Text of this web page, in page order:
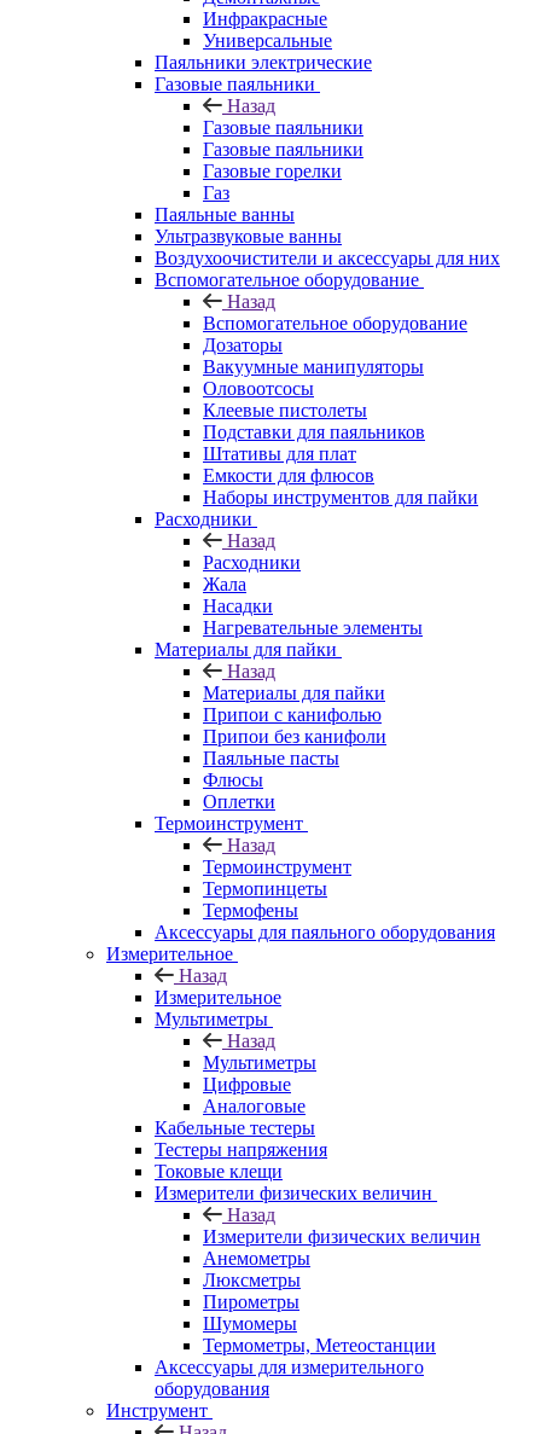
Инфракрасные
Универсальные
Паяльники электрические
Газовые паяльники
Назад
Газовые паяльники
Газовые паяльники
Газовые горелки
Газ
Паяльные ванны
Ультразвуковые ванны
Воздухоочистители и аксессуары для них
Вспомогательное оборудование
Назад
Вспомогательное оборудование
Дозаторы
Вакуумные манипуляторы
Оловоотсосы
Клеевые пистолеты
Подставки для паяльников
Штативы для плат
Емкости для флюсов
Наборы инструментов для пайки
Расходники
Назад
Расходники
Жала
Насадки
Нагревательные элементы
Материалы для пайки
Назад
Материалы для пайки
Припои с канифолью
Припои без канифоли
Паяльные пасты
Флюсы
Оплетки
Термоинструмент
Назад
Термоинструмент
Термопинцеты
Термофены
Аксессуары для паяльного оборудования
Измерительное
Назад
Измерительное
Мультиметры
Назад
Мультиметры
Цифровые
Аналоговые
Кабельные тестеры
Тестеры напряжения
Токовые клещи
Измерители физических величин
Назад
Измерители физических величин
Анемометры
Люксметры
Пирометры
Шумомеры
Термометры, Метеостанции
Аксессуары для измерительного
оборудования
Инструмент